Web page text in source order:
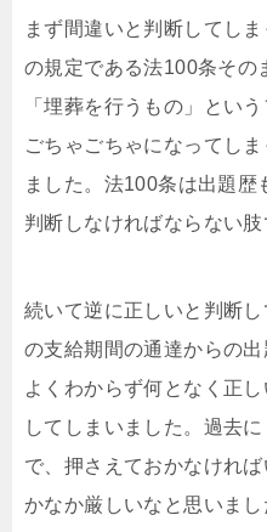
まず間違いと判断してし
の規定である法100条その
「埋葬を行うもの」とい
ごちゃごちゃになってし
ました。法100条は出題
判断しなければならない肢
続いて逆に正しいと判断
の支給期間の通達からの出
よくわからず何となく正
してしまいました。過去
で、押さえておかなけれ
かなか厳しいなと思いまし